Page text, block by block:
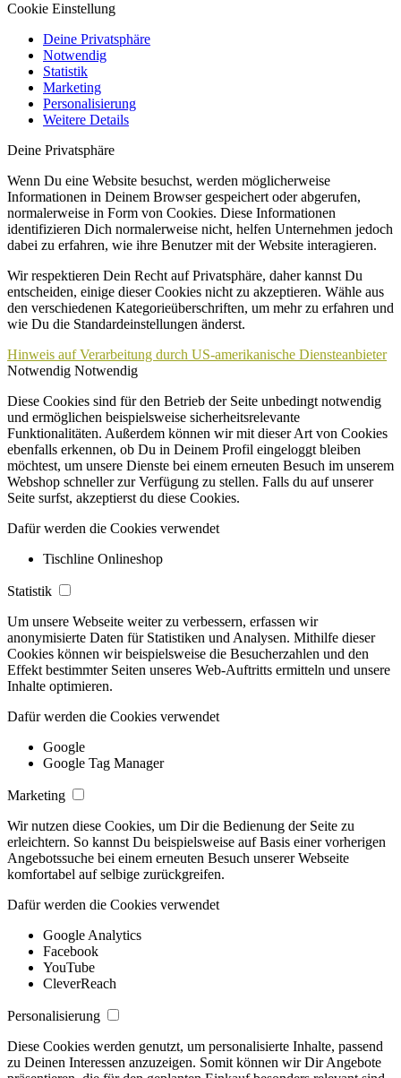
Cookie Einstellung
Deine Privatsphäre
Notwendig
Statistik
Marketing
Personalisierung
Weitere Details
Deine Privatsphäre
Wenn Du eine Website besuchst, werden möglicherweise
Informationen in Deinem Browser gespeichert oder abgerufen,
normalerweise in Form von Cookies. Diese Informationen
identifizieren Dich normalerweise nicht, helfen Unternehmen jedoch
dabei zu erfahren, wie ihre Benutzer mit der Website interagieren.
Wir respektieren Dein Recht auf Privatsphäre, daher kannst Du
entscheiden, einige dieser Cookies nicht zu akzeptieren. Wähle aus
den verschiedenen Kategorieüberschriften, um mehr zu erfahren und
wie Du die Standardeinstellungen änderst.
Hinweis auf Verarbeitung durch US-amerikanische Diensteanbieter
Notwendig Notwendig
Diese Cookies sind für den Betrieb der Seite unbedingt notwendig
und ermöglichen beispielsweise sicherheitsrelevante
Funktionalitäten. Außerdem können wir mit dieser Art von Cookies
ebenfalls erkennen, ob Du in Deinem Profil eingeloggt bleiben
möchtest, um unsere Dienste bei einem erneuten Besuch im unserem
Webshop schneller zur Verfügung zu stellen. Falls du auf unserer
Seite surfst, akzeptierst du diese Cookies.
Dafür werden die Cookies verwendet
Tischline Onlineshop
Statistik
Um unsere Webseite weiter zu verbessern, erfassen wir
anonymisierte Daten für Statistiken und Analysen. Mithilfe dieser
Cookies können wir beispielsweise die Besucherzahlen und den
Effekt bestimmter Seiten unseres Web-Auftritts ermitteln und unsere
Inhalte optimieren.
Dafür werden die Cookies verwendet
Google
Google Tag Manager
Marketing
Wir nutzen diese Cookies, um Dir die Bedienung der Seite zu
erleichtern. So kannst Du beispielsweise auf Basis einer vorherigen
Angebotssuche bei einem erneuten Besuch unserer Webseite
komfortabel auf selbige zurückgreifen.
Dafür werden die Cookies verwendet
Google Analytics
Facebook
YouTube
CleverReach
Personalisierung
Diese Cookies werden genutzt, um personalisierte Inhalte, passend
zu Deinen Interessen anzuzeigen. Somit können wir Dir Angebote